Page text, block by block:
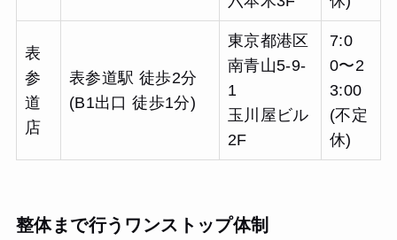
表
参
道
店
表参道駅 徒歩2分
(B1出口 徒歩1分)
東京都港区
南青山5-9-
1
玉川屋ビル
2F
7:0
0〜2
3:00
(不定
休)
整体まで行うワンストップ体制